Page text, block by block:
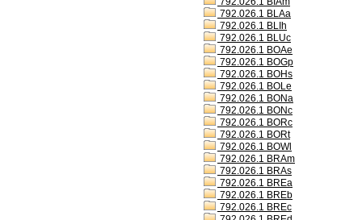
792.026.1 BLAa
792.026.1 BLIh
792.026.1 BLUc
792.026.1 BOAe
792.026.1 BOGp
792.026.1 BOHs
792.026.1 BOLe
792.026.1 BONa
792.026.1 BONc
792.026.1 BORc
792.026.1 BORt
792.026.1 BOWl
792.026.1 BRAm
792.026.1 BRAs
792.026.1 BREa
792.026.1 BREb
792.026.1 BREc